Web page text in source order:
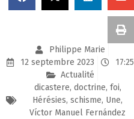
Philippe Marie
12 septembre 2023
17:25
Actualité
dicastere, doctrine, foi,
Hérésies, schisme, Une,
Víctor Manuel Fernández